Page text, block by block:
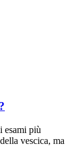
esami più
vescica, ma